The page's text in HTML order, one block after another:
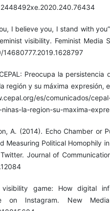
I believe you, I stand with
visibility. Feminist Media
Preocupa la persistencia
región y su máxima expresión,
es/comunicados/
la-region-su-maxima-
A. (2014). Echo Chamber or
Measuring Political Homophily
Journal of
game: How digital
on Instagram. New